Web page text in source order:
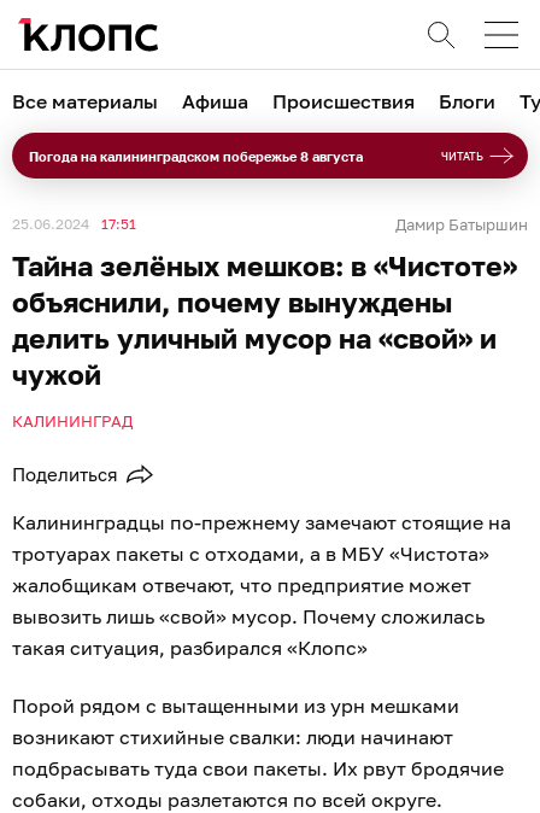
Все материалы Афиша Происшествия Блоги
Погода на калининградском побережье 8 августа ЧИТАТЬ
25.06.2024 17:51 Дамир Батыршин
Тайна зелёных мешков: в «Чистоте»
объяснили, почему вынуждены
делить уличный мусор на «свой» и
чужой
КАЛИНИНГРАД
Поделиться
Калининградцы по-прежнему замечают стоящие на
тротуарах пакеты с отходами, а в МБУ «Чистота»
жалобщикам отвечают, что предприятие может
вывозить лишь «свой» мусор. Почему сложилась
такая ситуация, разбирался «Клопс»
Порой рядом с вытащенными из урн мешками
возникают стихийные свалки: люди начинают
подбрасывать туда свои пакеты. Их рвут бродячие
собаки, отходы разлетаются по всей округе.